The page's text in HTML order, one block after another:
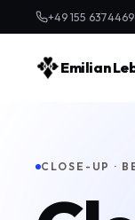
+49 155
Emilian
CLOSE-UP ·